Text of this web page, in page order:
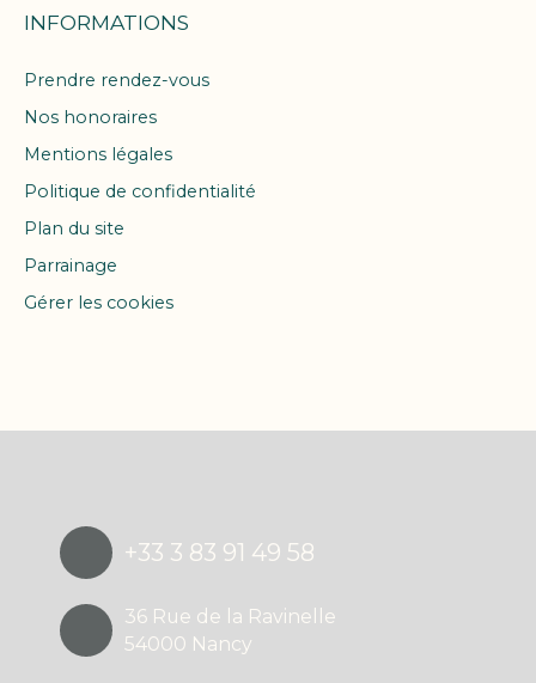
INFORMATIONS
Prendre rendez-vous
Nos honoraires
Mentions légales
Politique de confidentialité
Plan du site
Parrainage
Gérer les cookies
+33 3 83 91 49 58
36 Rue de la Ravinelle
54000 Nancy